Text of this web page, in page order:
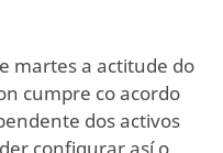
martes a actitude do
cumpre co acordo
dos activos
configurar así o